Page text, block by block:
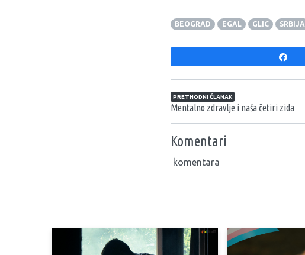
BEOGRAD EGAL GLIC SRBIJA
Navigacija članaka
PRETHODNI ČLANAK
Mentalno zdravlje i naša četiri zida
Komentari
komentara